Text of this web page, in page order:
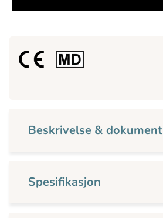
Beskrivelse & dokument
Spesifikasjon